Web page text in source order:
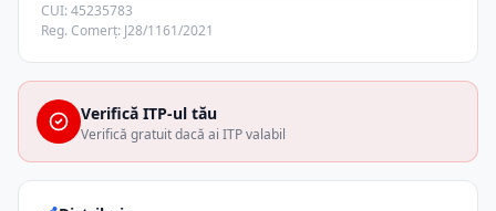
CUI: 45235783
Reg. Comerț: J28/1161/2021
Verifică ITP-ul tău
Verifică gratuit dacă ai ITP valabil